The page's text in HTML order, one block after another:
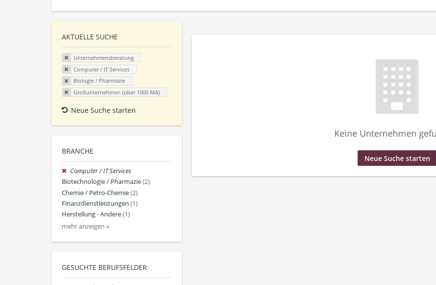
AKTUELLE SUCHE
Unternehmensberatung
Computer / IT Services
Biologie / Pharmazie
Großunternehmen (über 1000 MA)
Neue Suche starten
BRANCHE
Computer / IT Services
Biotechnologie / Pharmazie(2)
Chemie / Petro-Chemie(2)
Finanzdienstleistungen (1)
Herstellung - Andere(1)
mehr anzeigen »
GESUCHTE BERUFSFELDER
Keine Unternehmen
Neue Suche starten